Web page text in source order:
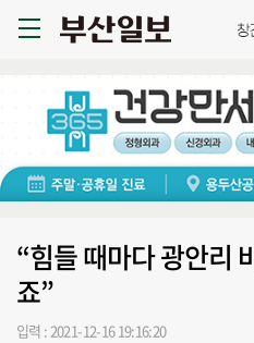
“힘들 때마다 광안리
죠”
입력 : 2021-12-16 19:16:20